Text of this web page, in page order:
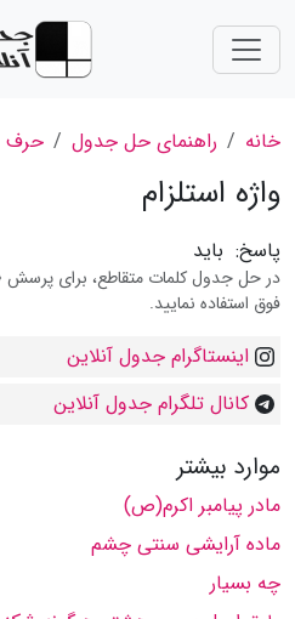
خانه راهنمای حل جدول حرف
واژه استلزام
پاسخ: باید
در حل جدول کلمات متقاطع، برای پرسش
فوق استفاده نمایید.
اینستاگرام جدول آنلاین
کانال تلگرام جدول آنلاین
موارد بیشتر
مادر پیامبر اكرم(ص)
ماده آرایشی سنتی چشم
چه بسیار